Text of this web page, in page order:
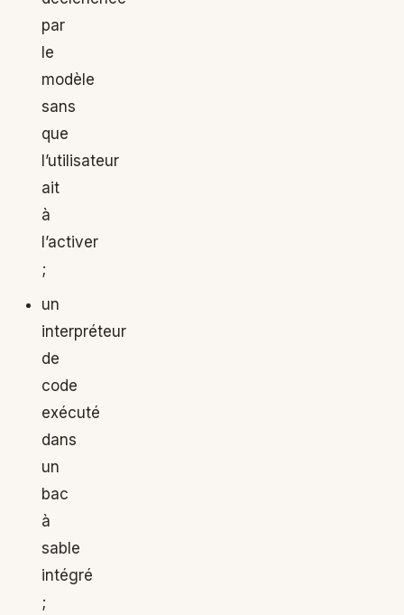
par
le
modèle
sans
que
l’utilisateur
ait
à
l’activer
;
un
interpréteur
de
code
exécuté
dans
un
bac
à
sable
intégré
;